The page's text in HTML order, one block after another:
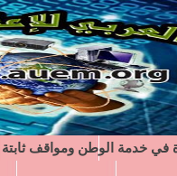
في خدمة الوطن ومواقف